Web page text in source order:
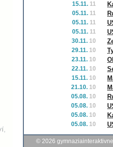
15.11. 11
05.11. 11
05.11. 11
05.11. 11
30.11. 10
29.11. 10
23.11. 10
22.11. 10
15.11. 10
21.10. 10
05.08. 10
05.08. 10
05.08. 10
05.08. 10
© 2026